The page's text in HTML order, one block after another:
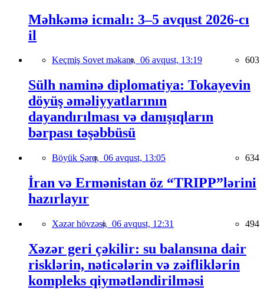
Məhkəmə icmalı: 3–5 avqust 2026-cı
il
Keçmiş Sovet məkanı, 06 avqust, 13:19 603
Sülh naminə diplomatiya: Tokayevin
döyüş əməliyyatlarının
dayandırılması və danışıqların
bərpası təşəbbüsü
Böyük Şərq, 06 avqust, 13:05 634
İran və Ermənistan öz “TRIPP”lərini
hazırlayır
Xəzər hövzəsi, 06 avqust, 12:31 494
Xəzər geri çəkilir: su balansına dair
risklərin, nəticələrin və zəifliklərin
kompleks qiymətləndirilməsi